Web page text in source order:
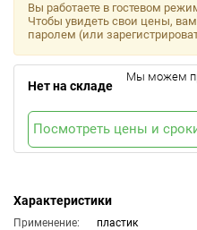
Характеристики
Применение:
пластик
Вы работаете в гостевом
Чтобы увидеть свои цены,
паролем (или
Нет на складе
Мы можем
Посмотреть цены и